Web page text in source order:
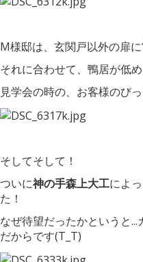
M様邸は、玄関戸以外の扉に
それに合わせて、鴨居が低
見学会の時の、お客様のび
そしてそして！
ついに神の手森上大工によ
た！
なぜ待望だったかというと
だからです(T_T)